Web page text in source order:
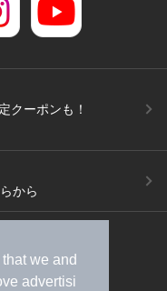
we and
advertisi
クーポンも！
から
出稿のご案内
規約